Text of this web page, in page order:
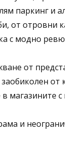
паркинг и
от отровни
с модно
от
от
магазините
и